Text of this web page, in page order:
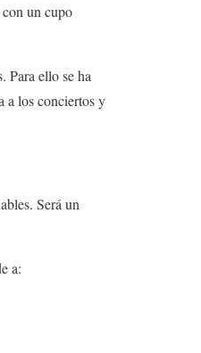
un cupo
Para ello se ha
a los conciertos y
Será un
a: